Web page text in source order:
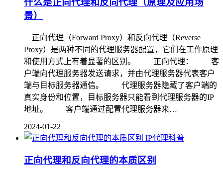
什么是正向代理和反向代理（原理及应用场
景）
正向代理（Forward Proxy）和反向代理（Reverse
Proxy）是两种不同的代理服务器配置，它们在工作原理
和使用方式上有着显著的区别。 正向代理： 客
户端向代理服务器发送请求，并由代理服务器代表客户
端与目标服务器通信。 代理服务器隐藏了客户端的
真实身份和位置，目标服务器只能看到代理服务器的IP
地址。 客户端通过配置代理服务器来…
2024-01-22
IP代理科普
正向代理和反向代理的本质区别